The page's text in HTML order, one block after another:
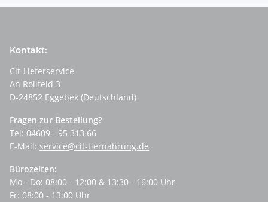
Kontakt:
Cit-Lieferservice
An Rollfeld 3
D-24852 Eggebek (Deutschland)
Fragen zur Bestellung?
Tel: 04609 - 95 313 66
E-Mail: service@cit-tiernahrung.de
Bürozeiten:
Mo - Do: 08:00 - 12:00 & 13:30 - 16:00 Uhr
Fr: 08:00 - 13:00 Uhr